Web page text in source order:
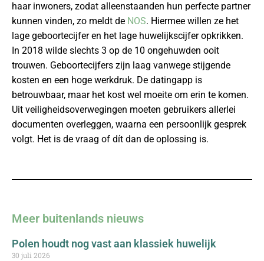
haar inwoners, zodat alleenstaanden hun perfecte partner
kunnen vinden, zo meldt de NOS. Hiermee willen ze het
lage geboortecijfer en het lage huwelijkscijfer opkrikken.
In 2018 wilde slechts 3 op de 10 ongehuwden ooit
trouwen. Geboortecijfers zijn laag vanwege stijgende
kosten en een hoge werkdruk. De datingapp is
betrouwbaar, maar het kost wel moeite om erin te komen.
Uit veiligheidsoverwegingen moeten gebruikers allerlei
documenten overleggen, waarna een persoonlijk gesprek
volgt. Het is de vraag of dít dan de oplossing is.
Meer buitenlands nieuws
Polen houdt nog vast aan klassiek huwelijk
30 juli 2026